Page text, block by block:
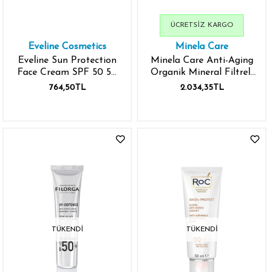
Eveline Cosmetics
Eveline Sun Protection
Face Cream SPF 50 50
ml
764,50TL
Minela Care
Minela Care Anti-Aging
Organik Mineral Filtreli
Yüz Güneş Kremi
2.034,35TL
ÜCRETSIZ KARGO
TÜKENDI TÜKENDI